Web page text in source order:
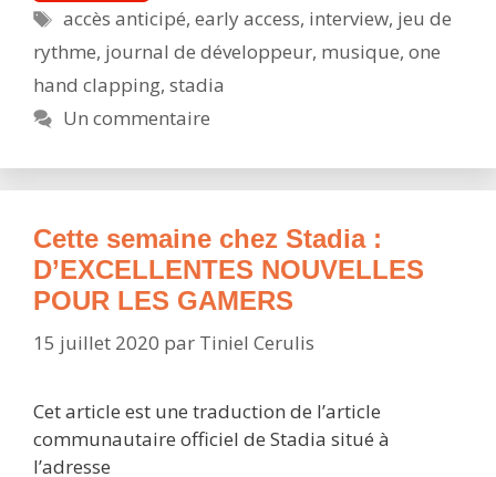
le
pouvoir
One
Étiquettes
accès anticipé,early access, interview, jeu de
rythme, journal de développeur, musique, one
hand clapping, stadia
Un commentaire
Cette semaine chez Stadia :
D’EXCELLENTES NOUVELLES
POUR LES GAMERS
15 juillet 2020 par Tiniel Cerulis
Cet article est une traduction de l’article
communautaire officiel de Stadia situé à
l’adresse